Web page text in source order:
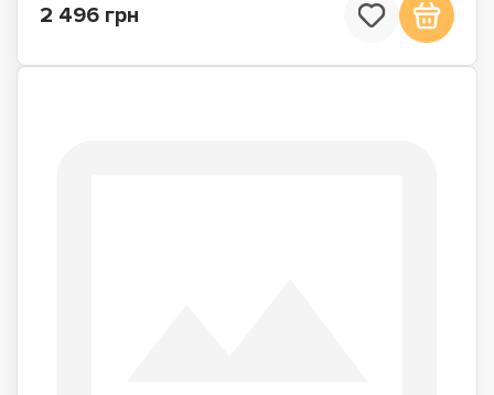
2 496 грн